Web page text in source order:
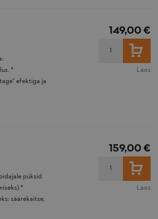
*
efektiga ja
149,00 €
LISA
Laos
püksid
säärekaitse,
159,00 €
LISA
Laos